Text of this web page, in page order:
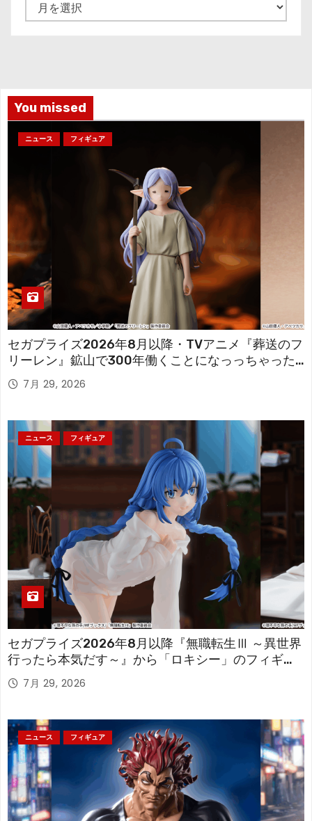
ー
You missed
ニュース フィギュア
セガプライズ2026年8月以降・TVアニメ『葬送のフ
リーレン』鉱山で300年働くことになっっちゃった
「フリーレン」を立体化！
7月 29, 2026
ニュース フィギュア
セガプライズ2026年8月以降『無職転生Ⅲ ～異世界
行ったら本気だす～』から「ロキシー」のフィギュ
アが登場！
7月 29, 2026
ニュース フィギュア